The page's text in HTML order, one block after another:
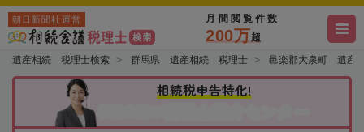
朝日新聞社運営 月間閲覧件数
200万超
遺産相続 税理士検索 群馬県 遺産相続 税理士 邑楽郡大泉町 遺産
相続税申告特化!